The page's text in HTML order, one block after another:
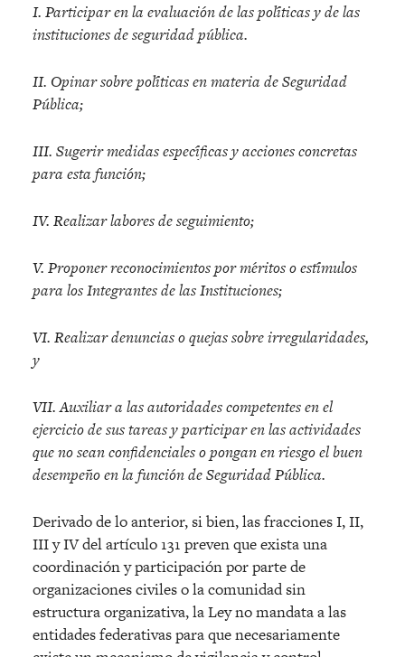
I. Participar en la evaluacion de las politicas y de las
instituciones de seguridad publica.
II. Opinar sobre politicas en materia de Seguridad
Publica;
III. Sugerir medidas especificas y acciones concretas
para esta funcion;
IV. Realizar labores de seguimiento;
V. Proponer reconocimientos por meritos o estimulos
para los Integrantes de las Instituciones;
VI. Realizar denuncias o quejas sobre irregularidades,
y
VII. Auxiliar a las autoridades competentes en el
ejercicio de sus tareas y participar en las actividades
que no sean confidenciales o pongan en riesgo el buen
desempeno en la funcion de Seguridad Publica.
Derivado de lo anterior, si bien, las fracciones I, II,
III y IV del artículo 131 preven que exista una
coordinación y participación por parte de
organizaciones civiles o la comunidad sin
estructura organizativa, la Ley no mandata a las
entidades federativas para que necesariamente